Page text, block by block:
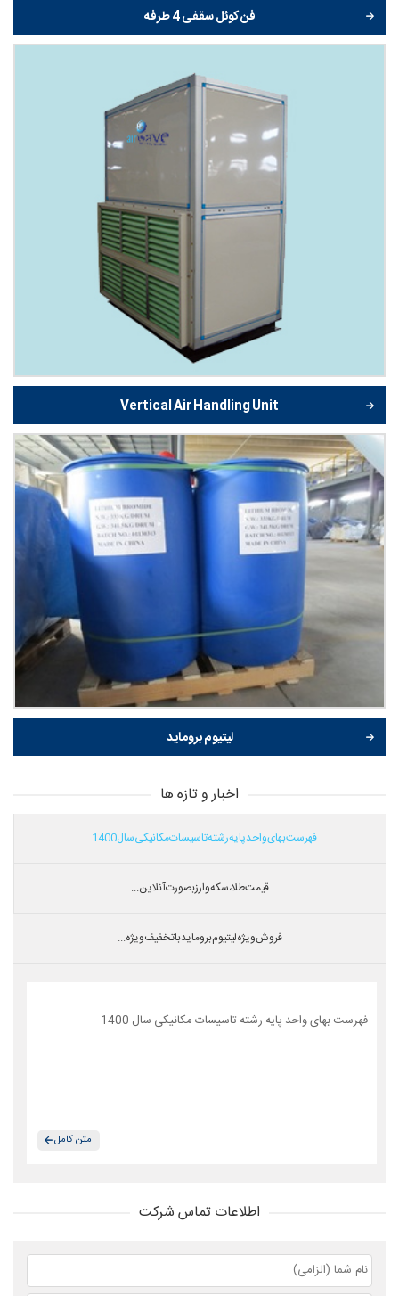
فن کوئل سقفی 4 طرفه
Vertical Air Handling Unit
لیتیوم بروماید
اخبار و تازه ها
فهرست بهای واحد پایه رشته تاسیسات مکانیکی سال 1400...
قیمت طلا،سکه و ارز بصورت آنلاین...
فروش ویژه لیتیوم بروماید با تخفیف ویژه...
فهرست بهای واحد پایه رشته تاسیسات مکانیکی سال 1400
متن کامل
اطلاعات تماس شرکت